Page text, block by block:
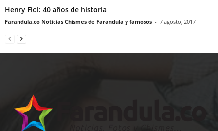
Henry Fiol: 40 años de historia
Farandula.co Noticias Chismes de Farandula y famosos - 7 agosto, 2017